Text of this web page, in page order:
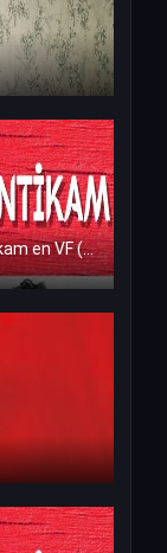
Les Amants Destines – Ask Mantik İntikam en VF (Voix Francaise)